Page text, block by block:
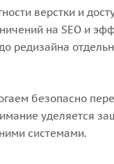
верстки и
на SEO и
редизайна
безопасно
уделяется
системами.